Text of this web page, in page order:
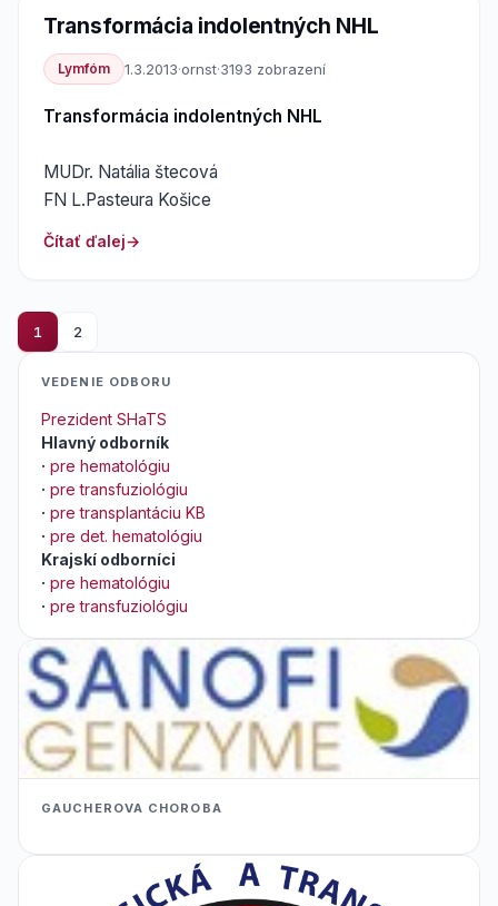
Transformácia indolentných NHL
Lymfóm 1.3.2013·ornst·3193 zobrazení
Transformácia indolentných NHL
MUDr. Natália štecová
FN L.Pasteura Košice
Čítať ďalej
1 2
VEDENIE ODBORU
Prezident SHaTS
Hlavný odborník
· pre hematológiu
· pre transfuziológiu
· pre transplantáciu KB
· pre det. hematológiu
Krajskí odborníci
· pre hematológiu
· pre transfuziológiu
GAUCHEROVA CHOROBA